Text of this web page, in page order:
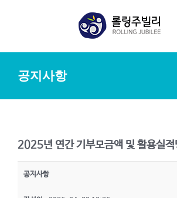
공지사항
2025년 연간 기부모금액 및 활용실적
공지사항